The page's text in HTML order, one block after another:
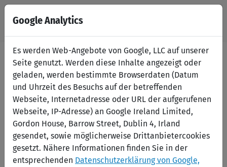
Wir stellen ein
Wir sind ein junges Team und suchen Dich als exzellente
Verstärkung für unser Reisebüro in Großenhain. Wir
würden uns sehr freuen, wenn Du mit viel Freude mit uns
gemeinsam arbeiten willst.
Google Analytics
Es werden Web-Angebote von Google, LLC auf unserer
Seite genutzt. Werden diese Inhalte angezeigt oder
geladen, werden bestimmte Browserdaten (Datum
und Uhrzeit des Besuchs auf der betreffenden
Webseite, Internetadresse oder URL der aufgerufenen
Webseite, IP-Adresse) an Google Ireland Limited,
Gordon House, Barrow Street, Dublin 4, Irland
gesendet, sowie möglicherweise Drittanbietercookies
gesetzt. Nähere Informationen finden Sie in der
entsprechenden Datenschutzerklärung von Google,